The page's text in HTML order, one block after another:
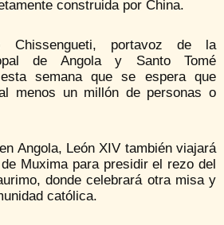
construida por China.
Chissengueti, portavoz de la
de Angola y Santo Tomé
semana que se espera que
menos un millón de personas o
Angola, León XIV también viajará
Muxima para presidir el rezo del
donde celebrará otra misa y
católica.